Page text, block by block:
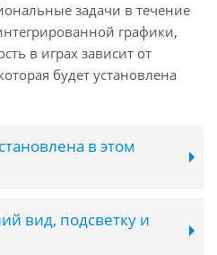
задачи в течение
графики,
в играх зависит от
будет установлена
в этом
вид, подсветку и